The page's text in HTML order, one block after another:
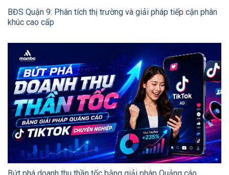
BĐS Quận 9: Phân tích thị trường và giải pháp tiếp cận phân
khúc cao cấp
Bứt phá doanh thu thần tốc bằng giải pháp Quảng cáo